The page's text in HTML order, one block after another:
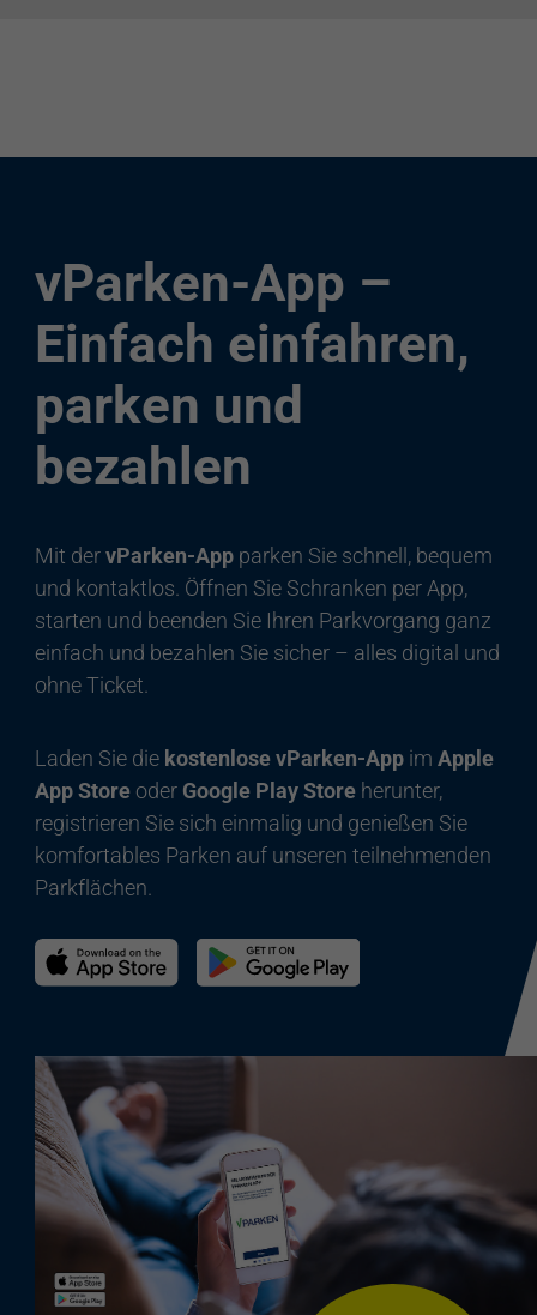
vParken-App –
Einfach einfahren,
parken und
bezahlen
Mit dervParken-Appparken Sie schnell, bequem
und kontaktlos. Öffnen Sie Schranken per App,
starten und beenden Sie Ihren Parkvorgang ganz
einfach und bezahlen Sie sicher – alles digital und
ohne Ticket.
Laden Sie die kostenlose vParken-Appim Apple
App Storeoder Google Play Storeherunter,
registrieren Sie sich einmalig und genießen Sie
komfortables Parken auf unseren teilnehmenden
Parkflächen.